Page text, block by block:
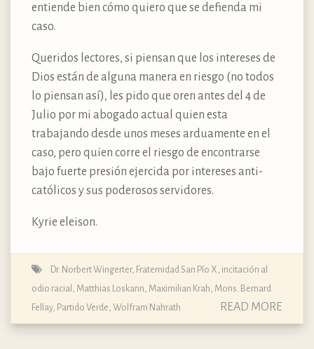
entiende bien cómo quiero que se defienda mi
caso.
Queridos lectores, si piensan que los intereses de
Dios están de alguna manera en riesgo (no todos
lo piensan así), les pido que oren antes del 4 de
Julio por mi abogado actual quien esta
trabajando desde unos meses arduamente en el
caso, pero quien corre el riesgo de encontrarse
bajo fuerte presión ejercida por intereses anti-
católicos y sus poderosos servidores.
Kyrie eleison.
Dr. Norbert Wingerter, Fraternidad San Pío X incitación al
odio racial Matthias Loskann Maximilian Krah Mons. Bernard
Fellay, Partido Verde Wolfram Nahrath READ MORE